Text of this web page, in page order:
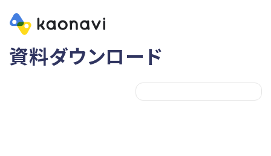
資料ダウンロード